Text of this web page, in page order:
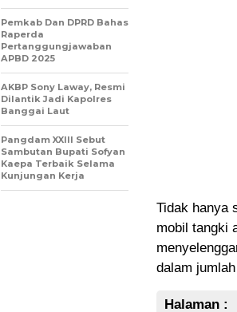
Tidak hanya
mobil tangki
dalam
Halaman :
Pemkab Dan DPRD Bahas
Raperda
Pertanggungjawaban
APBD 2025
AKBP Sony Laway, Resmi
Dilantik Jadi Kapolres
Banggai Laut
Pangdam XXIII Sebut
Sambutan Bupati Sofyan
Kaepa Terbaik Selama
Kunjungan Kerja